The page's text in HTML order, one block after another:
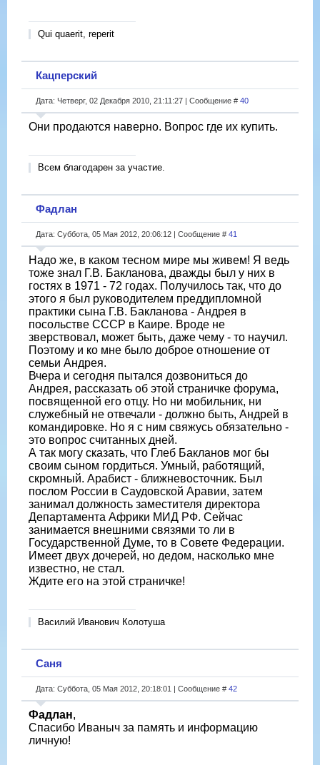
Qui quaerit, reperit
Кацперский
Дата: Четверг, 02 Декабря 2010, 21:11:27 | Сообщение # 40
Они продаются наверно. Вопрос где их купить.
Всем благодарен за участие.
Фадлан
Дата: Суббота, 05 Мая 2012, 20:06:12 | Сообщение # 41
Надо же, в каком тесном мире мы живем! Я ведь
тоже знал Г.В. Бакланова, дважды был у них в
гостях в 1971 - 72 годах. Получилось так, что до
этого я был руководителем преддипломной
практики сына Г.В. Бакланова - Андрея в
посольстве СССР в Каире. Вроде не
зверствовал, может быть, даже чему - то научил.
Поэтому и ко мне было доброе отношение от
семьи Андрея.
Вчера и сегодня пытался дозвониться до
Андрея, рассказать об этой страничке форума,
посвященной его отцу. Но ни мобильник, ни
служебный не отвечали - должно быть, Андрей в
командировке. Но я с ним свяжусь обязательно -
это вопрос считанных дней.
А так могу сказать, что Глеб Бакланов мог бы
своим сыном гордиться. Умный, работящий,
скромный. Арабист - ближневосточник. Был
послом России в Саудовской Аравии, затем
занимал должность заместителя директора
Департамента Африки МИД РФ. Сейчас
занимается внешними связями то ли в
Государственной Думе, то в Совете Федерации.
Имеет двух дочерей, но дедом, насколько мне
известно, не стал.
Ждите его на этой страничке!
Василий Иванович Колотуша
Саня
Дата: Суббота, 05 Мая 2012, 20:18:01 | Сообщение # 42
Фадлан,
Спасибо Иваныч за память и информацию
личную!